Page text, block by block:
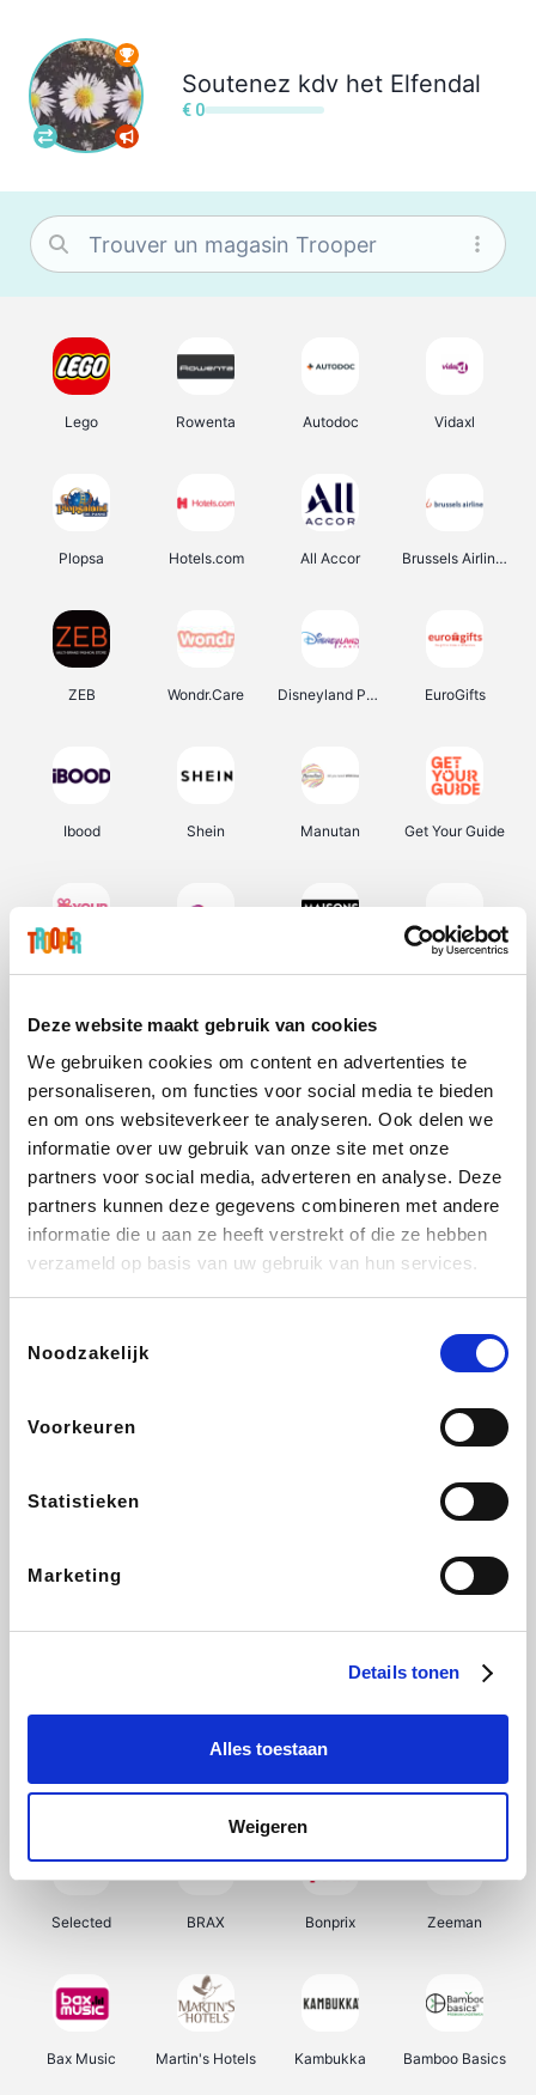
Deze website maakt gebruik van cookies
We gebruiken cookies om content en advertenties te
personaliseren, om functies voor social media te bieden
en om ons websiteverkeer te analyseren. Ook delen we
informatie over uw gebruik van onze site met onze
partners voor social media, adverteren en analyse. Deze
partners kunnen deze gegevens combineren met andere
informatie die u aan ze heeft verstrekt of die ze hebben
verzameld op basis van uw gebruik van hun services.
Noodzakelijk
Voorkeuren
Statistieken
Marketing
Details tonen
Alles toestaan
Weigeren
Soutenez kdv het Elfendal
€ 0
Lego Rowenta Autodoc Vidaxl
Plopsa Hotels.com All Accor Brussels Airlines
ZEB Wondr.Care Disneyland Paris EuroGifts
Ibood Shein Manutan Get Your Guide
Weekendesk Sarenza Schiesser Interhome
Lufthansa
CheapTickets.be DeubaXXL
Samsung My Jewellery Delonghi Tennis Point
Selected BRAX Bonprix Zeeman
Bax Music Martin's Hotels Kambukka Bamboo Basics